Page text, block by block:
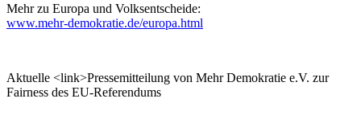
Mehr zu Europa und Volksentscheide:
www.mehr-demokratie.de/europa.html
Aktuelle <link>Pressemitteilung von Mehr Demokratie e.V. zur
Fairness des EU-Referendums